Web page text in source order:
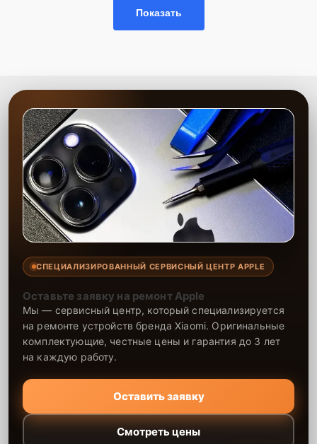
Сервисный центр предоставляет услуги профессионалов,
оригинальные запчасти и проверенные аналоги, что гарантирует
Показать
СПЕЦИАЛИЗИРОВАННЫЙ СЕРВИСНЫЙ ЦЕНТР APPLE
Оставьте заявку на ремонт Apple
Мы — сервисный центр, который специализируется
на ремонте устройств бренда Xiaomi. Оригинальные
комплектующие, честные цены и гарантия до 3 лет
на каждую работу.
Оставить заявку
Смотреть цены